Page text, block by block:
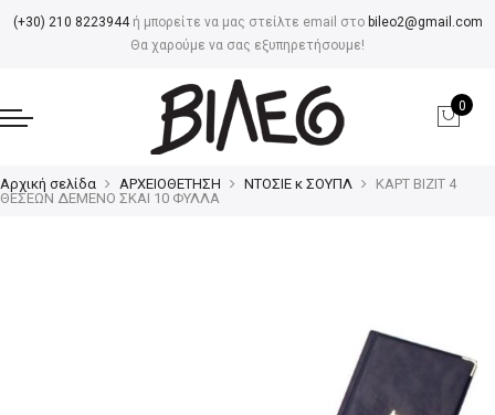
(+30) 210 8223944ή μπορείτε να μας στείλτε email στο bileo2@gmail.com
Θα χαρούμε να σας εξυπηρετήσουμε!
0
Αρχική σελίδα ΑΡΧΕΙΟΘΕΤΗΣΗ ΝΤΟΣΙΕ κ ΣΟΥΠΛ
ΚΑΡΤ ΒΙΖΙΤ 4
ΘΕΣΕΩΝ ΔΕΜΕΝΟ ΣΚΑΙ 10 ΦΥΛΛΑ